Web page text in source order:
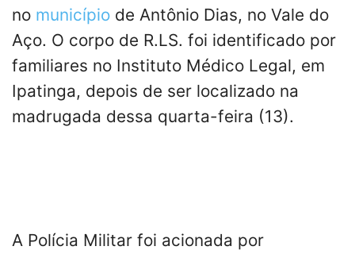
no município de Antônio Dias, no Vale do
Aço. O corpo de R.LS. foi identificado por
familiares no Instituto Médico Legal, em
Ipatinga, depois de ser localizado na
madrugada dessa quarta-feira (13).
A Polícia Militar foi acionada por